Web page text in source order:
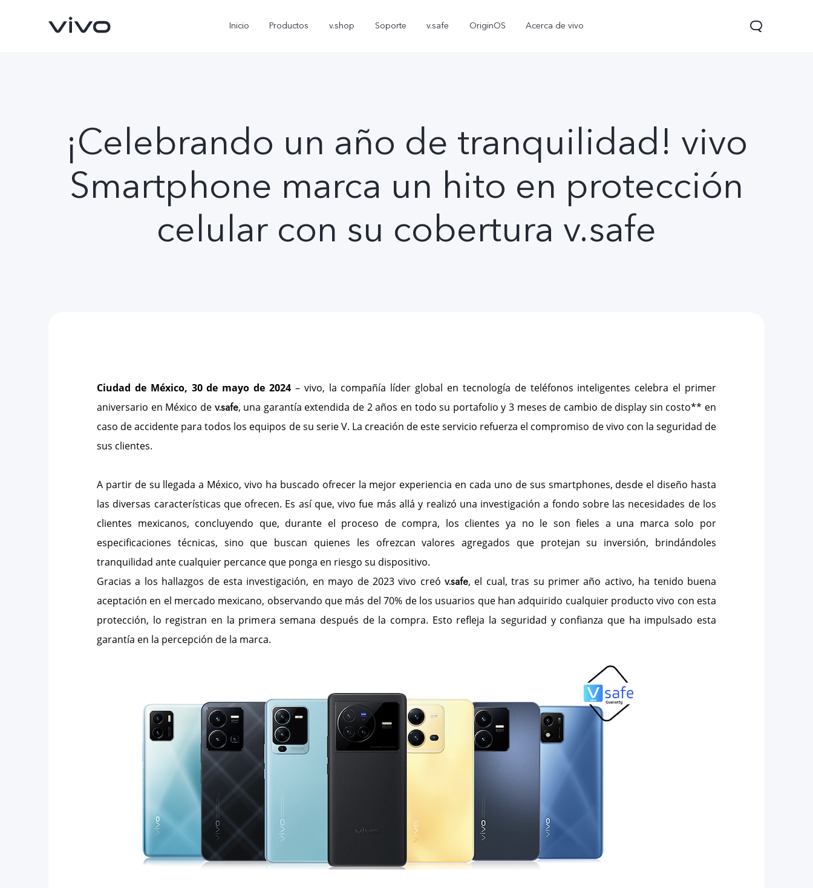
Inicio Productos v.shop Soporte v.safe OriginOS Acerca de vivo
X300 Pro V70 V70 FE Y05 T5 Pro T5
¡Celebrando un año de tranquilidad! vivo
Smartphone marca un hito en protección
celular con su cobertura v.safe
Ciudad de México, 30 de mayo de 2024 – vivo, la compañía líder global en tecnología de teléfonos inteligentes celebra el primer
aniversario en México de v.safe, una garantía extendida de 2 años en todo su portafolio y 3 meses de cambio de display sin costo** en
caso de accidente para todos los equipos de su serie V. La creación de este servicio refuerza el compromiso de vivo con la seguridad de
sus clientes.
A partir de su llegada a México, vivo ha buscado ofrecer la mejor experiencia en cada uno de sus smartphones, desde el diseño hasta
las diversas características que ofrecen. Es así que, vivo fue más allá y realizó una investigación a fondo sobre las necesidades de los
clientes mexicanos, concluyendo que, durante el proceso de compra, los clientes ya no le son fieles a una marca solo por
especificaciones técnicas, sino que buscan quienes les ofrezcan valores agregados que protejan su inversión, brindándoles
tranquilidad ante cualquier percance que ponga en riesgo su dispositivo.
Gracias a los hallazgos de esta investigación, en mayo de 2023 vivo creóv.safe, el cual, tras su primer año activo, ha tenido buena
aceptación en el mercado mexicano, observando que más del 70% de los usuarios que han adquirido cualquier producto vivo con esta
protección, lo registran en la primera semana después de la compra. Esto refleja la seguridad y confianza que ha impulsado esta
garantía en la percepción de la marca.